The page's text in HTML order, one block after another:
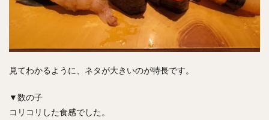
見てわかるように、ネタが大きいのが特長です。
▼数の子
コリコリした食感でした。